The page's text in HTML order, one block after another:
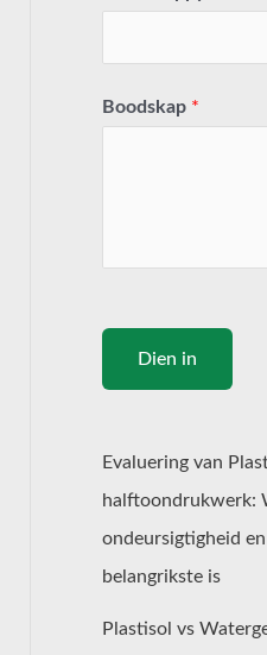
Boodskap *
Dien in
Evaluering van
halftoondrukwerk:
ondeursigtigheid
belangrikste is
Plastisol vs